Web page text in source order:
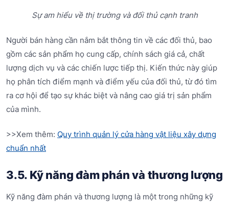
Sự am hiểu về thị trường và đối thủ cạnh tranh
Người bán hàng cần nắm bắt thông tin về các đối thủ, bao
gồm các sản phẩm họ cung cấp, chính sách giá cả, chất
lượng dịch vụ và các chiến lược tiếp thị. Kiến thức này giúp
họ phân tích điểm mạnh và điểm yếu của đối thủ, từ đó tìm
ra cơ hội để tạo sự khác biệt và nâng cao giá trị sản phẩm
của mình.
>>Xem thêm: Quy trình quản lý cửa hàng vật liệu xây dựng
chuẩn nhất
3.5. Kỹ năng đàm phán và thương lượng
Kỹ năng đàm phán và thương lượng là một trong những kỹ